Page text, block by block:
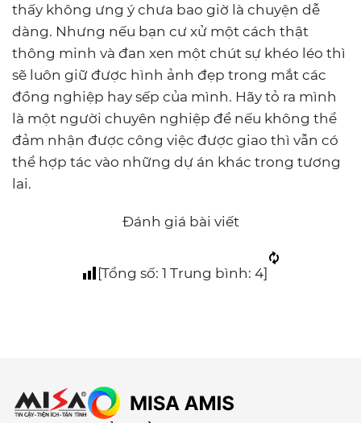
thấy không ưng ý chưa bao giờ là chuyện dễ
dàng. Nhưng nếu bạn cư xử một cách thật
thông minh và đan xen một chút sự khéo léo thì
sẽ luôn giữ được hình ảnh đẹp trong mắt các
đồng nghiệp hay sếp của mình. Hãy tỏ ra mình
là một người chuyên nghiệp để nếu không thể
đảm nhận được công việc được giao thì vẫn có
thể hợp tác vào những dự án khác trong tương
lai.
Đánh giá bài viết
[Tổng số: 1 Trung bình: 4]